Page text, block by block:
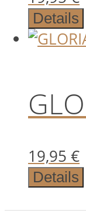
Details
19,95 €
Details